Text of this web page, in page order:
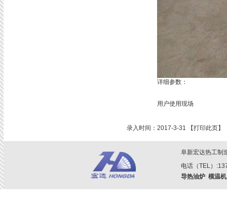
详细参数：
用户使用现场
录入时间：2017-3-31 【打印此页】
阜新宏达热工制
电话（TEL）
导热油炉 模温机